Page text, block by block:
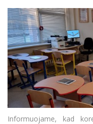
Informuojame, kad